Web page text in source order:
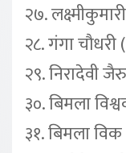
२७.
२८. गंगा
२९. निरादेवी
३०. बिमला
३१. बिमला